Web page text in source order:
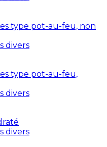
type pot-au-feu, non
divers
type pot-au-feu,
divers
divers